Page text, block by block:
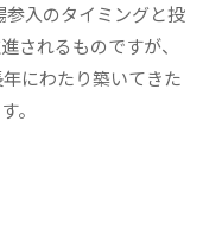
入のタイミングと投
されるものですが、
にわたり築いてきた
。